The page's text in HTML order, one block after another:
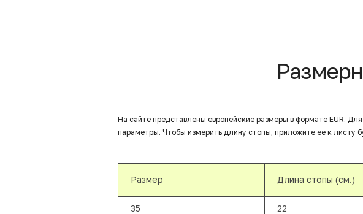
На сайте представлены европейские размеры в формате EUR.
параметры. Чтобы измерить длину стопы, приложите ее к листу
Размер Длина стопы (см.)
35 22